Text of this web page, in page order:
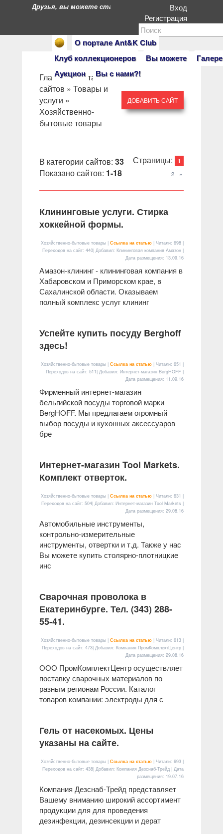
О портале Ant&K Club
Клуб коллекционеров
Вы можете
Аукцион
Вы с нами?!
Друзья, вы можете стать героями нашего портала.
Вход
Регистрация
Главная»Каталог
сайтов » Товары и
услуги »
Хозяйственно-
бытовые товары
ДОБАВИТЬ САЙТ
В категории сайтов: 33
Показано сайтов: 1-18
Страницы: 1
2 »
Клининговые услуги. Стирка
хоккейной формы.
Хозяйственно-бытовые товары | Ссылка на статью | Читали: 698 |
Переходов на сайт: 440| Добавил: Клининговая компания Амазон |
Дата размещения: 13.09.16
Амазон-клининг - клининговая компания в
Хабаровском и Приморском крае, в
Сахалинской области. Оказываем
полный комплекс услуг клининг
Успейте купить посуду Berghoff
здесь!
Хозяйственно-бытовые товары | Ссылка на статью | Читали: 651 |
Переходов на сайт: 511| Добавил: Интернет-магазин BergHOFF |
Дата размещения: 11.09.16
Фирменный интернет-магазин
бельгийской посуды торговой марки
BergHOFF. Мы предлагаем огромный
выбор посуды и кухонных аксессуаров
бре
Интернет-магазин Tool Markets.
Комплект отверток.
Хозяйственно-бытовые товары | Ссылка на статью | Читали: 631 |
Переходов на сайт: 504| Добавил: Интернет-магазин Tool Markets |
Дата размещения: 29.08.16
Автомобильные инструменты,
контрольно-измерительные
инструменты, отвертки и т.д. Также у нас
Вы можете купить столярно-плотницкие
инс
Сварочная проволока в
Екатеринбурге. Тел. (343) 288-
55-41.
Хозяйственно-бытовые товары | Ссылка на статью | Читали: 613 |
Переходов на сайт: 473| Добавил: Компания ПромКомплектЦентр |
Дата размещения: 29.08.16
ООО ПромКомплектЦентр осуществляет
поставку сварочных материалов по
разным регионам России. Каталог
товаров компании: электроды для с
Гель от насекомых. Цены
указаны на сайте.
Хозяйственно-бытовые товары | Ссылка на статью | Читали: 693 |
Переходов на сайт: 438| Добавил: Компания Дезснаб-Трейд | Дата
размещения: 19.07.16
Компания Дезснаб-Трейд представляет
Вашему вниманию широкий ассортимент
продукции для для проведения
дезинфекции, дезинсекции и дерат